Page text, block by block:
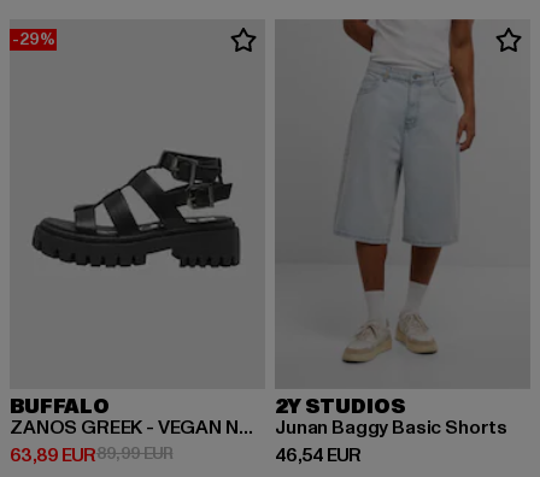
-29%
BUFFALO
ZANOS GREEK - VEGAN NAPPA
63,89 EUR
Derzeitiger Preis: 63,89 EUR
89,99 EURAktionspreis: 89,99 EUR
2Y STUDIOS
Junan Baggy Basic Shorts
46,54 EUR
Derzeitiger Preis: 46,54 EUR